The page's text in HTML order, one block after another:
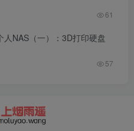
61
人NAS（一）：3D打印硬盘
57